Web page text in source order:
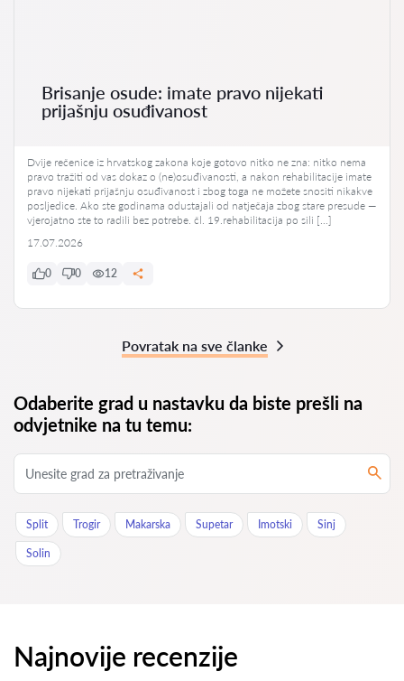
Brisanje osude: imate pravo nijekati
prijašnju osuđivanost
Dvije rečenice iz hrvatskog zakona koje gotovo nitko ne zna: nitko nema
pravo tražiti od vas dokaz o (ne)osuđivanosti, a nakon rehabilitacije imate
pravo nijekati prijašnju osuđivanost i zbog toga ne možete snositi nikakve
posljedice. Ako ste godinama odustajali od natječaja zbog stare presude —
vjerojatno ste to radili bez potrebe. čl. 19.rehabilitacija po sili […]
17.07.2026
0 0 12
Povratak na sve članke
Odaberite grad u nastavku da biste prešli na
odvjetnike na tu temu:
Split Trogir Makarska Supetar Imotski Sinj
Solin
Najnovije recenzije